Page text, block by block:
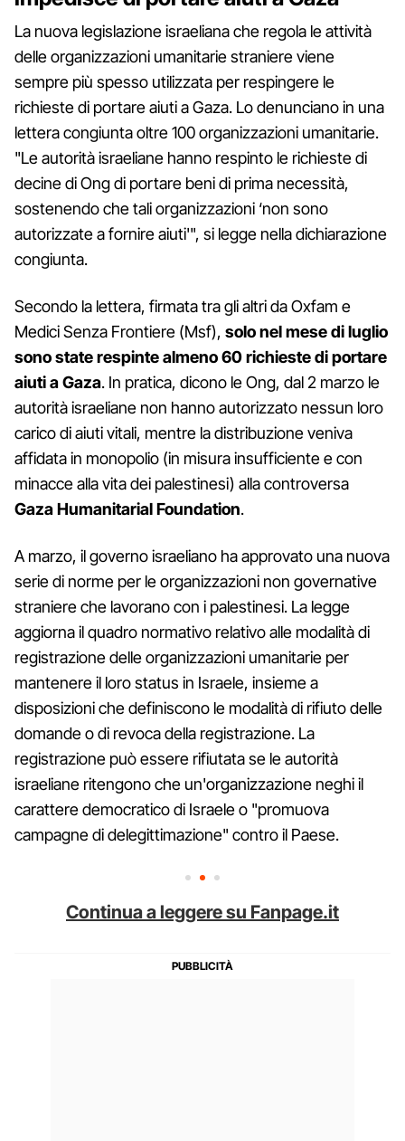
La nuova legislazione israeliana che regola le attività
delle organizzazioni umanitarie straniere viene
sempre più spesso utilizzata per respingere le
richieste di portare aiuti a Gaza. Lo denunciano in una
lettera congiunta oltre 100 organizzazioni umanitarie.
"Le autorità israeliane hanno respinto le richieste di
decine di Ong di portare beni di prima necessità,
sostenendo che tali organizzazioni ‘non sono
autorizzate a fornire aiuti'", si legge nella dichiarazione
congiunta.
Secondo la lettera, firmata tra gli altri da Oxfam e
Medici Senza Frontiere (Msf), solo nel mese di luglio
sono state respinte almeno 60 richieste di portare
aiuti a Gaza. In pratica, dicono le Ong, dal 2 marzo le
autorità israeliane non hanno autorizzato nessun loro
carico di aiuti vitali, mentre la distribuzione veniva
affidata in monopolio (in misura insufficiente e con
minacce alla vita dei palestinesi) alla controversa
Gaza Humanitarial Foundation.
A marzo, il governo israeliano ha approvato una nuova
serie di norme per le organizzazioni non governative
straniere che lavorano con i palestinesi. La legge
aggiorna il quadro normativo relativo alle modalità di
registrazione delle organizzazioni umanitarie per
mantenere il loro status in Israele, insieme a
disposizioni che definiscono le modalità di rifiuto delle
domande o di revoca della registrazione. La
registrazione può essere rifiutata se le autorità
israeliane ritengono che un'organizzazione neghi il
carattere democratico di Israele o "promuova
campagne di delegittimazione" contro il Paese.
Continua a leggere su Fanpage.it